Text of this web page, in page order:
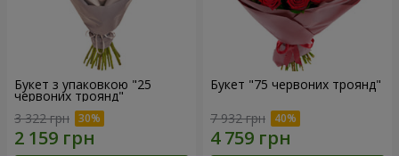
Букет з упаковкою "25
червоних троянд"
3 322 грн
Букет "75 червоних троянд"
7 932 грн